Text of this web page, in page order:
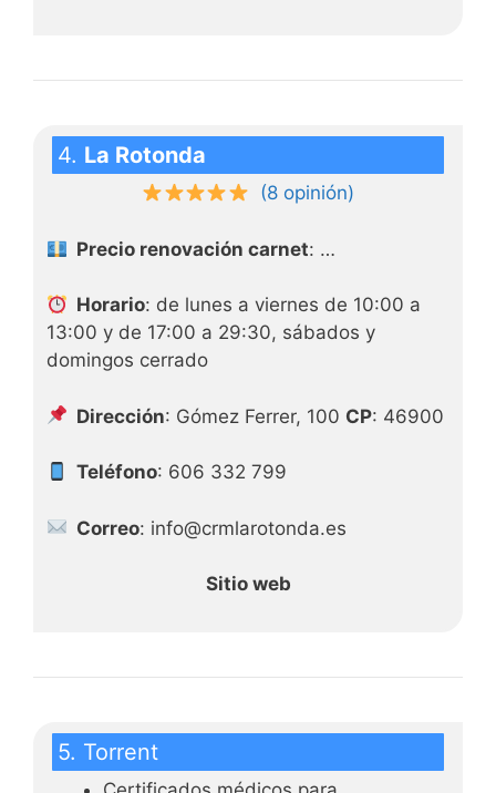
4. La Rotonda
(8 opinión)
Precio renovación carnet: …
Horario: de lunes a viernes de 10:00 a
13:00 y de 17:00 a 29:30, sábados y
domingos cerrado
Dirección: Gómez Ferrer, 100 CP: 46900
Teléfono: 606 332 799
Correo: info@crmlarotonda.es
Sitio web
5. Torrent